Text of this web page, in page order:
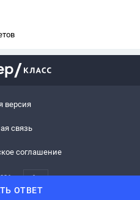
ОТВЕТ
версия
связь
соглашение
6+